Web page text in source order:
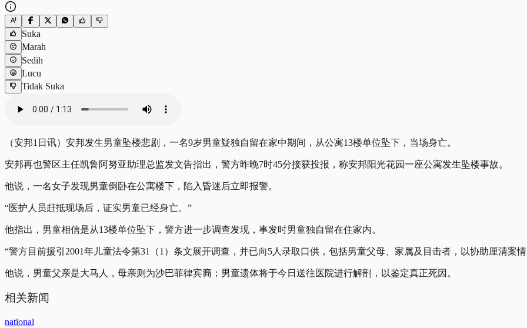
Suka
Marah
Sedih
Lucu
Tidak Suka
（安邦1日讯）安邦发生男童坠楼悲剧，一名9岁男童疑独自留在家中期间，从公寓13楼单位坠下，当场身亡。
安邦再也警区主任凯鲁阿努亚助理总监发文告指出，警方昨晚7时45分接获投报，称安邦阳光花园一座公寓发生坠楼事故。
他说，一名女子发现男童倒卧在公寓楼下，陷入昏迷后立即报警。
“医护人员赶抵现场后，证实男童已经身亡。”
他指出，男童相信是从13楼单位坠下，警方进一步调查发现，事发时男童独自留在住家内。
“警方目前援引2001年儿童法令第31（1）条文展开调查，并已向5人录取口供，包括男童父母、家属及目击者，以协助厘清案
他说，男童父亲是大马人，母亲则为沙巴菲律宾裔；男童遗体将于今日送往医院进行解剖，以鉴定真正死因。
相关新闻
national